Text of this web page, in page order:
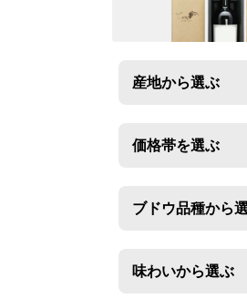
産地から選ぶ
価格帯を選ぶ
ブドウ品種から
味わいから選ぶ